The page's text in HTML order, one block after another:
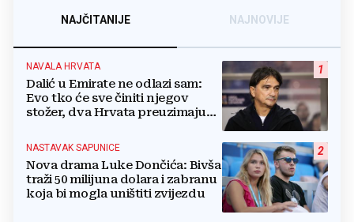
NAJČITANIJE NAJNOVIJE
1
NAVALA HRVATA
Dalić u Emirate ne odlazi sam:
Evo tko će sve činiti njegov
stožer, dva Hrvata preuzimaju
2
NASTAVAK SAPUNICE
Nova drama Luke Dončića: Bivša
traži 50 milijuna dolara i zabranu
koja bi mogla uništiti zvijezdu